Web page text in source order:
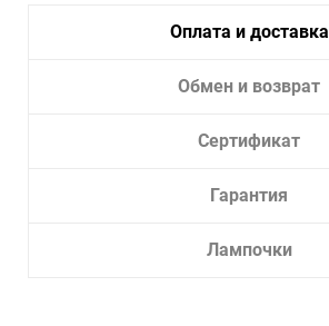
Оплата и доставка
Обмен и возврат
Сертификат
Гарантия
Лампочки